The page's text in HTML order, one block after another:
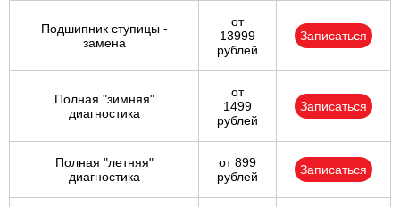
Подшипник ступицы -
замена
от
13999
рублей
Записаться
Полная "зимняя"
диагностика
от
1499
рублей
Записаться
Полная "летняя"
диагностика
от 899
рублей
Записаться